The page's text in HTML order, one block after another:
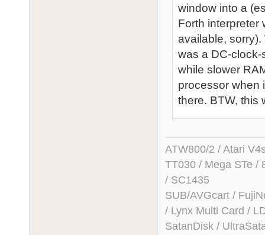
window into a
Forth interpreter
available,
was a DC-
while slower
processor when
there. BTW, this
ATW800/2 / Atari
TT030 / Mega STe /
/ SC1435
SUB/AVGcart /
/ Lynx Multi Card /
SatanDisk /